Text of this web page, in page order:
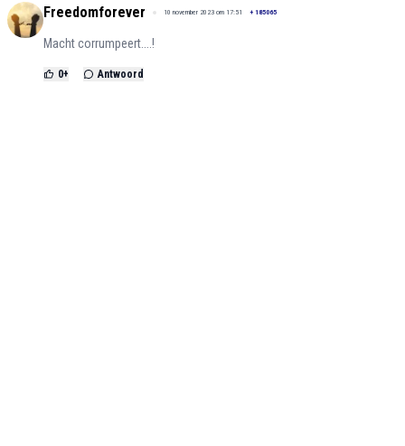
Freedomforever 10 november 2023 om 17:51 + 185065
Macht corrumpeert....!
0+ Antwoord